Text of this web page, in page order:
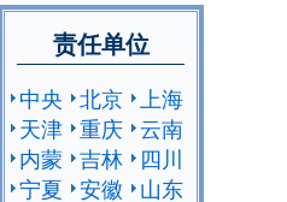
责任单位
中央 北京
上海
天津 重庆 云南
内蒙 吉林
四川
宁夏 安徽
山东